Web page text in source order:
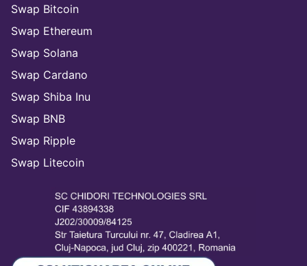
Swap Bitcoin
Swap Ethereum
Swap Solana
Swap Cardano
Swap Shiba Inu
Swap BNB
Swap Ripple
Swap Litecoin